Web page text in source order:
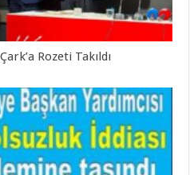
Rozeti Takıldı